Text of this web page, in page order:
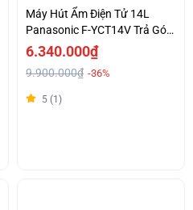
Máy Hút Ẩm Điện Tử 14L
Panasonic F-YCT14V Trả Góp
0%
6.340.000₫
9.900.000₫ -36%
5 (1)